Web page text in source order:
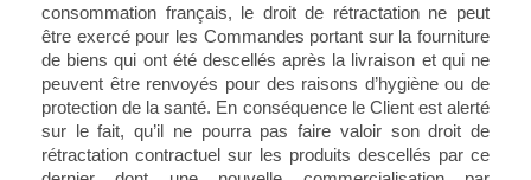
consommation français, le droit de rétractation ne peut
être exercé pour les Commandes portant sur la fourniture
de biens qui ont été descellés après la livraison et qui ne
peuvent être renvoyés pour des raisons d’hygiène ou de
protection de la santé. En conséquence le Client est alerté
sur le fait, qu’il ne pourra pas faire valoir son droit de
rétractation contractuel sur les produits descellés par ce